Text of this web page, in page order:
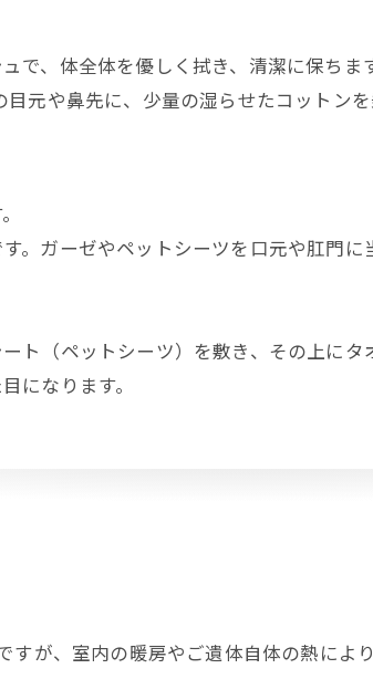
で、体全体を優しく拭き、清潔に保ちま
目元や鼻先に、少量の湿らせたコットン
。ガーゼやペットシーツを口元や肛門
ト（ペットシーツ）を敷き、その上に
になります。
が、室内の暖房やご遺体自体の熱によ